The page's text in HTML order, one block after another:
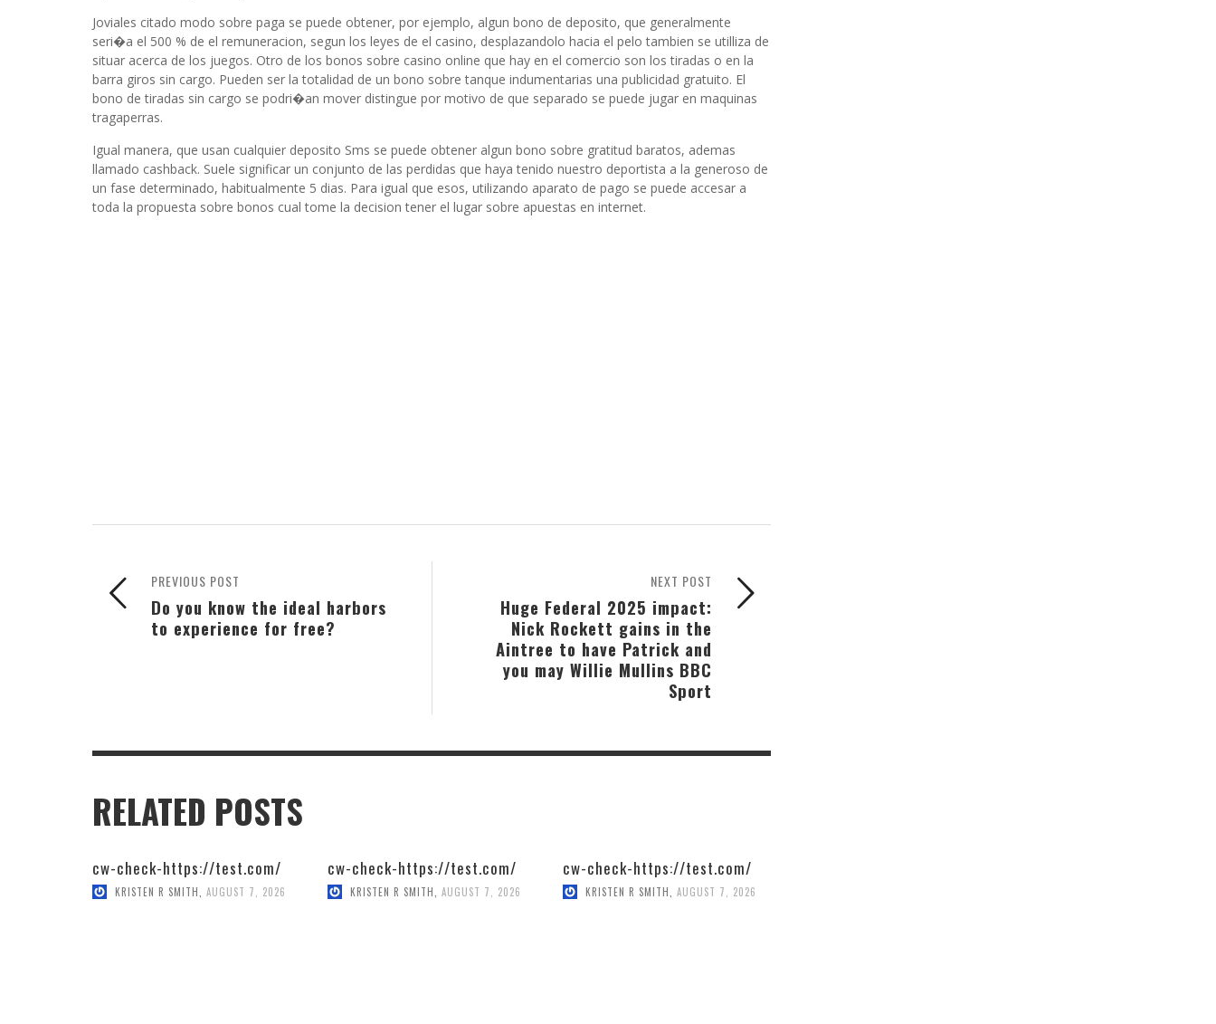
Joviales citado modo sobre paga se puede obtener, por ejemplo, algun bono de deposito, que generalmente
seri�a el 500 % de el remuneracion, segun los leyes de el casino, desplazandolo hacia el pelo tambien se utilliza de
situar acerca de los juegos. Otro de los bonos sobre casino online que hay en el comercio son los tiradas o en la
barra giros sin cargo. Pueden ser la totalidad de un bono sobre tanque indumentarias una publicidad gratuito. El
bono de tiradas sin cargo se podri�an mover distingue por motivo de que separado se puede jugar en maquinas
tragaperras.
Igual manera, que usan cualquier deposito Sms se puede obtener algun bono sobre gratitud baratos, ademas
llamado cashback. Suele significar un conjunto de las perdidas que haya tenido nuestro deportista a la generoso de
un fase determinado, habitualmente 5 dias. Para igual que esos, utilizando aparato de pago se puede accesar a
toda la propuesta sobre bonos cual tome la decision tener el lugar sobre apuestas en internet.
NEXT POST
Huge Federal 2025 impact:
Nick Rockett gains in the
Aintree to have Patrick and
you may Willie Mullins BBC
Sport
PREVIOUS POST
Do you know the ideal harbors
to experience for free?
RELATED POSTS
cw-check-https://test.com/
KRISTEN R SMITH AUGUST 7, 2026
cw-check-https://test.com/
KRISTEN R SMITH AUGUST 7, 2026
cw-check-https://test.com/
KRISTEN R SMITH AUGUST 7, 2026